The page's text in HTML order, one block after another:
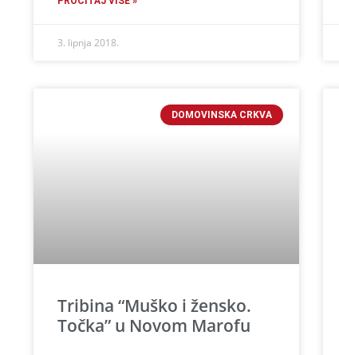
3. lipnja 2018.
DOMOVINSKA CRKVA
Tribina “Muško i žensko.
Točka” u Novom Marofu